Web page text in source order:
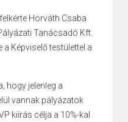
Horváth Csaba
Tanácsadó Kft.
Képviselő testülettel a
hogy jelenleg a
vannak pályázatok
kiírás célja a 10%-kal